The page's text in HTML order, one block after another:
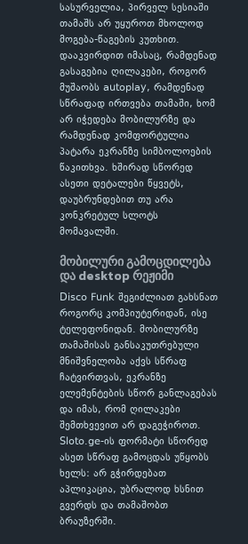
სასურველია, პირველ სესიაში
თამაშს არ უყუროთ მხოლოდ
მოგება-წაგების კუთხით.
დააკვირდით იმასაც, რამდენად
გასაგებია ღილაკები, როგორ
მუშაობს autoplay, რამდენად
სწრაფად ირთვება თამაში, ხომ
არ იჭედება მობილურზე და
რამდენად კომფორტულია
პატარა ეკრანზე სიმბოლოების
წაკითხვა. ხშირად სწორედ
ასეთი დეტალები წყვეტს,
დაუბრუნდებით თუ არა
კონკრეტულ სლოტს
მომავალში.
მობილური გამოცდილება
და desktop რეჟიმი
Disco Funk შეგიძლიათ გახსნათ
როგორც კომპიუტერიდან, ისე
ტელეფონიდან. მობილურზე
თამაშისას განსაკუთრებული
მნიშვნელობა აქვს სწრაფ
ჩატვირთვას, ეკრანზე
ელემენტების სწორ განლაგებას
და იმას, რომ ღილაკები
შემთხვევით არ დაგეჭიროთ.
Sloto.ge-ის ფორმატი სწორედ
ასეთ სწრაფ გამოცდას უწყობს
ხელს: არ გჭირდებათ
აპლიკაცია, უბრალოდ ხსნით
გვერდს და თამაშობთ
ბრაუზერში.